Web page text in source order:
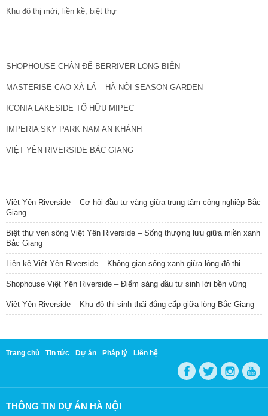
Khu đô thị mới, liền kề, biệt thự
SHOPHOUSE CHÂN ĐẾ BERRIVER LONG BIÊN
MASTERISE CAO XÀ LÁ – HÀ NỘI SEASON GARDEN
ICONIA LAKESIDE TỐ HỮU MIPEC
IMPERIA SKY PARK NAM AN KHÁNH
VIỆT YÊN RIVERSIDE BẮC GIANG
Việt Yên Riverside – Cơ hội đầu tư vàng giữa trung tâm công nghiệp Bắc
Giang
Biệt thự ven sông Việt Yên Riverside – Sống thượng lưu giữa miền xanh
Bắc Giang
Liền kề Việt Yên Riverside – Không gian sống xanh giữa lòng đô thị
Shophouse Việt Yên Riverside – Điểm sáng đầu tư sinh lời bền vững
Việt Yên Riverside – Khu đô thị sinh thái đẳng cấp giữa lòng Bắc Giang
Trang chủ Tin tức Dự án Pháp lý Liên hệ
THÔNG TIN DỰ ÁN HÀ NỘI